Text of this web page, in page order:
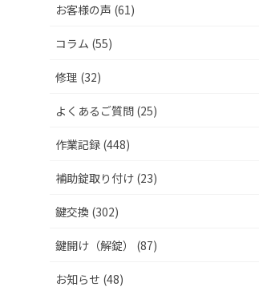
お客様の声 (61)
コラム (55)
修理 (32)
よくあるご質問 (25)
作業記録 (448)
補助錠取り付け (23)
鍵交換 (302)
鍵開け（解錠） (87)
お知らせ (48)